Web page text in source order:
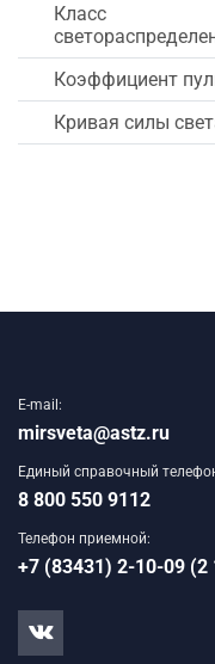
Класс
Коэффициент
Кривая силы
E-mail:
mirsveta@astz.ru
Единый справочный
8 800 550 9112
Телефон приемной:
+7 (83431) 2-10-09 (2